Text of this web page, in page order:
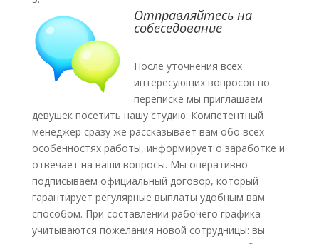
Отправляйтесь на
собеседование
После уточнения всех
интересующих вопросов по
переписке мы приглашаем
девушек посетить нашу студию. Компетентный
менеджер сразу же рассказывает вам обо всех
особенностях работы, информирует о заработке и
отвечает на ваши вопросы. Мы оперативно
подписываем официальный договор, который
гарантирует регулярные выплаты удобным вам
способом. При составлении рабочего графика
учитываются пожелания новой сотрудницы: вы